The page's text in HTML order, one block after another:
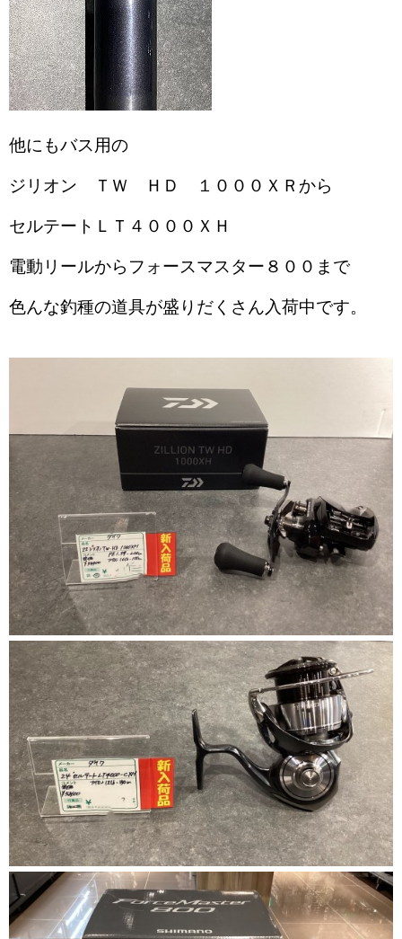
他にもバス用の
ジリオン ＴＷ ＨＤ １０００ＸＲから
セルテートＬＴ４０００ＸＨ
電動リールからフォースマスター８００まで
色んな釣種の道具が盛りだくさん入荷中です。